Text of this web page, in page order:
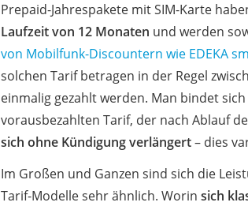
Prepaid-Jahrespakete mit SIM-Karte
Laufzeit von 12 Monaten und werden
von Mobilfunk-Discountern wie EDEKA
solchen Tarif betragen in der Regel
einmalig gezahlt werden. Man bindet
vorausbezahlten Tarif, der nach Ablauf
sich ohne Kündigung verlängert– dies
Im Großen und Ganzen sind sich die
Tarif-Modelle sehr ähnlich. Worin sich